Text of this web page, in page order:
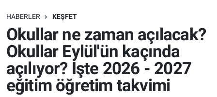
HABERLER KEŞFET
Okullar ne zaman açılacak?
Okullar Eylül'ün kaçında
açılıyor? İşte 2026 - 2027
eğitim öğretim takvimi
SAĞLIK
EKONOMİ
EĞİTİM
ÖZEL HABER